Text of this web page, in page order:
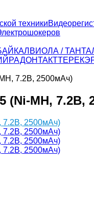
техники
ВИОЛА /
РАДОНТАКТТЕРЕК
7.2В, 2500мАч)
(Ni-MH, 7.2В,